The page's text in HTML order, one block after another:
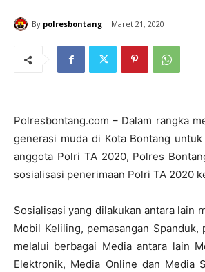
By polresbontang Maret 21, 2020
Polresbontang.com – Dalam rangka
generasi muda di Kota Bontang
anggota Polri TA 2020, Polres
sosialisasi penerimaan Polri TA 2020
Sosialisasi yang dilakukan antara lain
Mobil Keliling, pemasangan Spanduk,
melalui berbagai Media antara lain
Elektronik, Media Online dan Media